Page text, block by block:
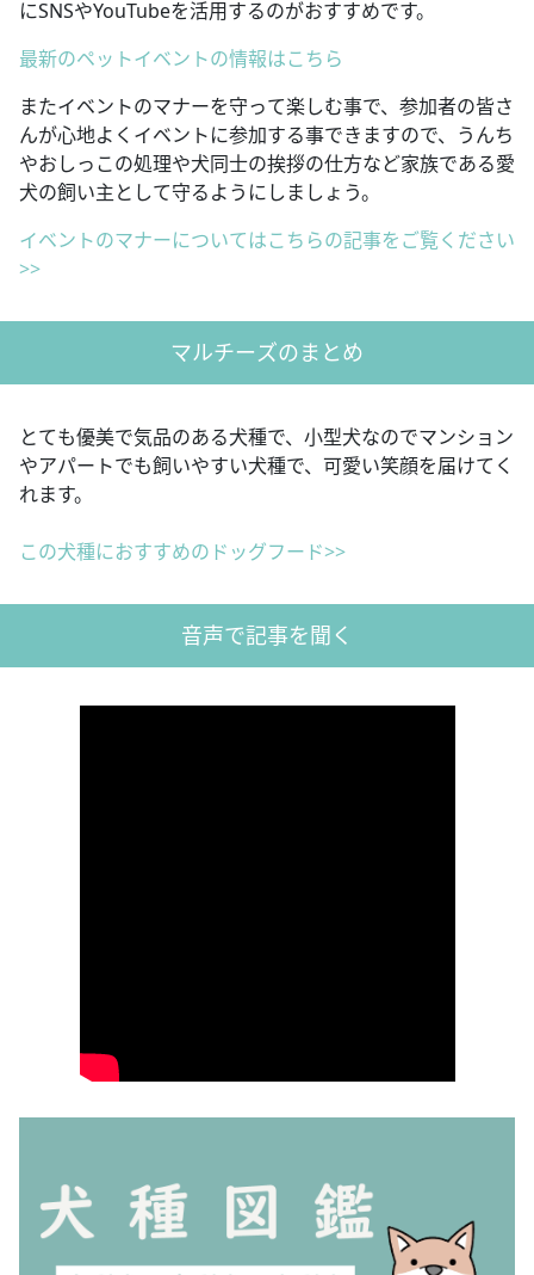
にSNSやYouTubeを活用するのがおすすめです。
最新のペットイベントの情報はこちら
またイベントのマナーを守って楽しむ事で、参加者の皆さ
んが心地よくイベントに参加する事できますので、うんち
やおしっこの処理や犬同士の挨拶の仕方など家族である愛
犬の飼い主として守るようにしましょう。
イベントのマナーについてはこちらの記事をご覧ください
>>
マルチーズのまとめ
とても優美で気品のある犬種で、小型犬なのでマンション
やアパートでも飼いやすい犬種で、可愛い笑顔を届けてく
れます。
この犬種におすすめのドッグフード>>
音声で記事を聞く